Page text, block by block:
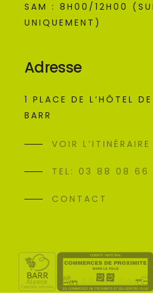
SAM : 8H00/12H00
UNIQUEMENT)
Adresse
1 PLACE DE L’HÔTEL
BARR
VOIR L’ITINÉRAIRE
TEL: 03 88 08 66
CONTACT